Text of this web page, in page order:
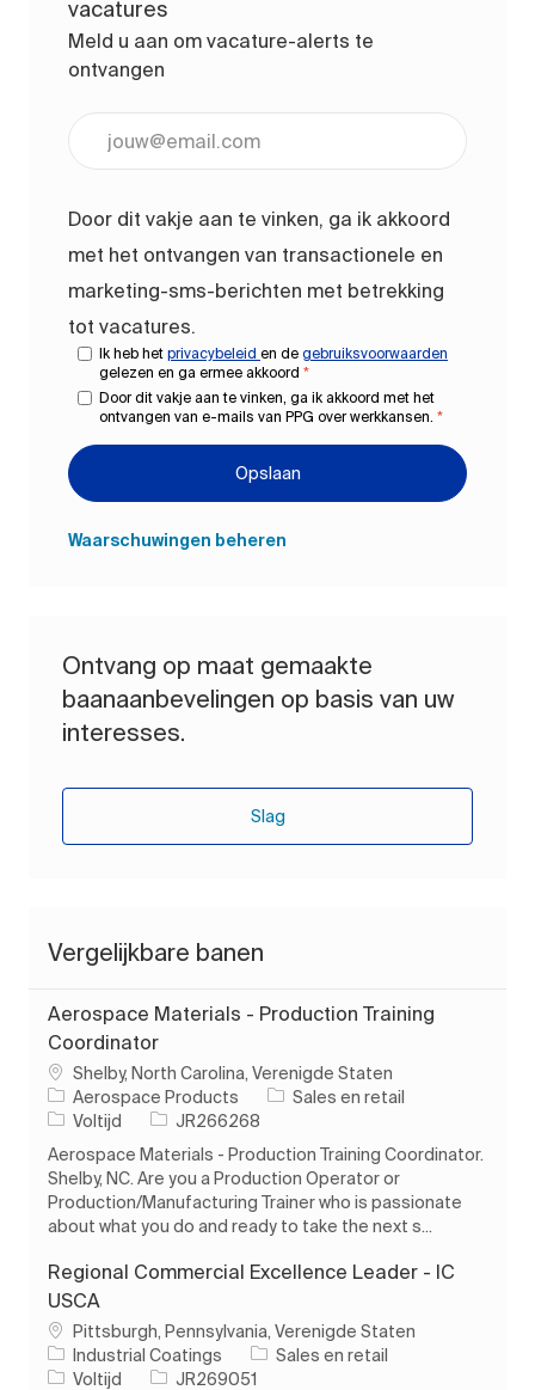
vacatures
Meld u aan om vacature-alerts te
ontvangen
Door dit vakje aan te vinken, ga ik akkoord
met het ontvangen van transactionele en
marketing-sms-berichten met betrekking
tot vacatures.
Ik heb het privacybeleid en de gebruiksvoorwaarden
gelezen en ga ermee akkoord *
Door dit vakje aan te vinken, ga ik akkoord met het
ontvangen van e-mails van PPG over werkkansen. *
Opslaan
Waarschuwingen beheren
Ontvang op maat gemaakte
baanaanbevelingen op basis van uw
interesses.
Slag
Vergelijkbare banen
Aerospace Materials - Production Training
Coordinator
PlaatsShelby, North Carolina, Verenigde Staten
Aerospace Products
Categorie
Sales en retail
Soort baan
Voltijd Taak-ID
JR266268
Aerospace Materials - Production Training Coordinator.
Shelby, NC. Are you a Production Operator or
Production/Manufacturing Trainer who is passionate
about what you do and ready to take the next s...
Regional Commercial Excellence Leader - IC
USCA
PlaatsPittsburgh, Pennsylvania, Verenigde Staten
Industrial Coatings
Categorie
Sales en retail
Soort baan
Voltijd Taak-ID
JR269051